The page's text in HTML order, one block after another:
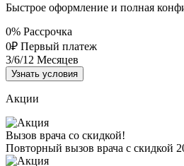
Быстрое оформление и полная
0% Рассрочка
0₽ Первый платеж
3/6/12 Месяцев
Узнать условия
Акции
Вызов врача со скидкой!
Повторный вызов врача с скидкой